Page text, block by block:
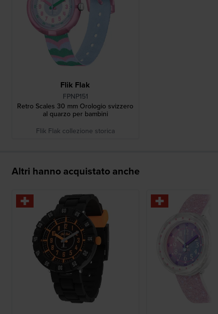
Flik Flak
FPNP151
Retro Scales 30 mm Orologio svizzero
al quarzo per bambini
Flik Flak collezione storica
Altri hanno acquistato anche